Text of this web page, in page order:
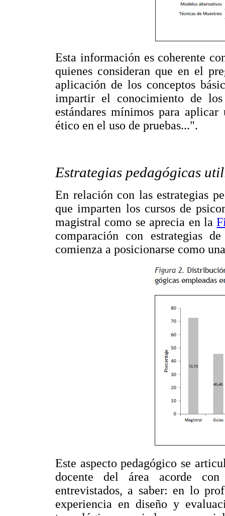
Esta información es coherente
quienes consideran que en el
aplicación de los conceptos
impartir el conocimiento de
estándares mínimos para
ético en el uso de pruebas...".
Estrategias pedagógicas
En relación con las estrategias
que imparten los cursos de
magistral como se aprecia en la
comparación con estrategias
comienza a posicionarse como
Este aspecto pedagógico se
docente del área acorde con
entrevistados, a saber: en lo
experiencia en diseño y